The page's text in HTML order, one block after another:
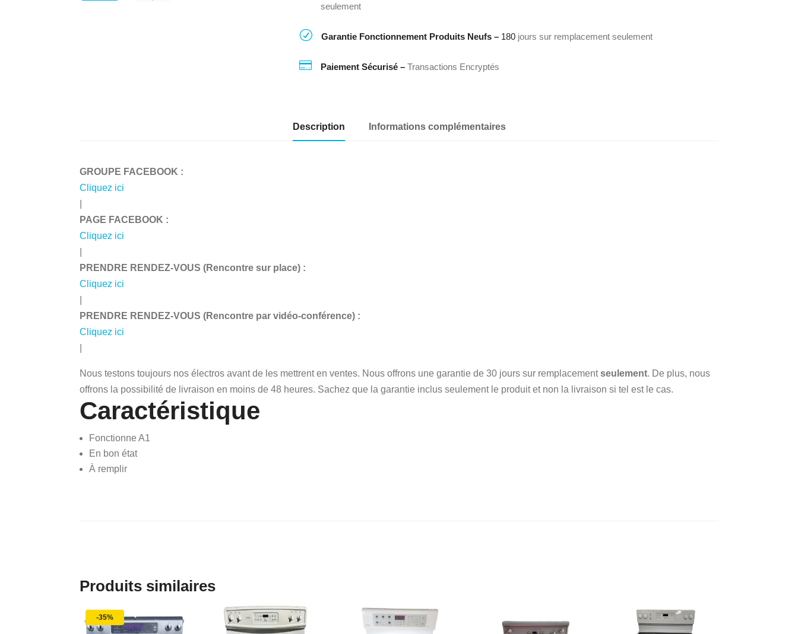
seulement
R Garantie Fonctionnement Produits Neufs –180jours sur remplacement seulement
 Paiement Sécurisé – Transactions Encryptés
Description Informations complémentaires
GROUPE FACEBOOK :
Cliquez ici
PAGE FACEBOOK :
Cliquez ici
PRENDRE RENDEZ-VOUS (Rencontre sur place) :
Cliquez ici
PRENDRE RENDEZ-VOUS (Rencontre par vidéo-conférence) :
Cliquez ici
Nous testons toujours nos électros avant de les mettrent en ventes. Nous offrons une garantie de 30 jours sur remplacementseulement. De plus, nous
offrons la possibilité de livraison en moins de 48 heures. Sachez que la garantie inclus seulement le produit et non la livraison si tel est le cas.
Caractéristique
Fonctionne A1
En bon état
À remplir
Produits similaires
-35%